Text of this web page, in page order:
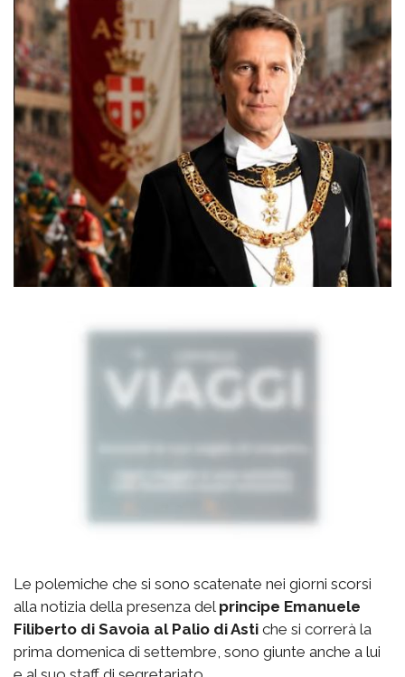
Le polemiche che si sono scatenate nei giorni scorsi
alla notizia della presenza del principe Emanuele
Filiberto di Savoia al Palio di Asti che si correrà la
prima domenica di settembre, sono giunte anche a lui